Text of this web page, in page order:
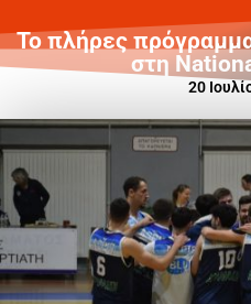
Το πλήρες
στη
20